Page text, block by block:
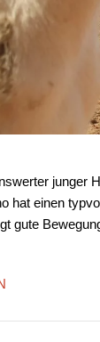
junger
hat einen
gute